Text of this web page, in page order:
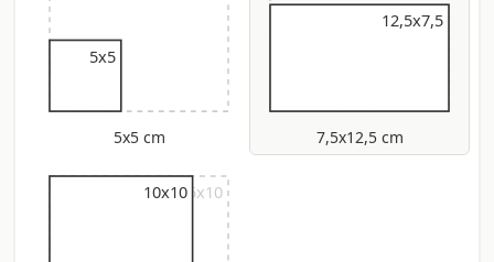
5x5
5x5 cm
12,5x7,5
7,5x12,5 cm
12,5x10
10x10